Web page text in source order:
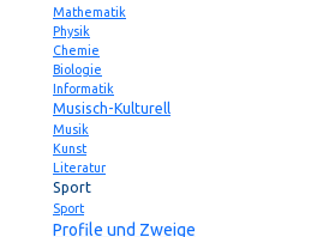
Mathematik
Physik
Chemie
Biologie
Informatik
Musisch-Kulturell
Musik
Kunst
Literatur
Sport
Sport
Profile und Zweige